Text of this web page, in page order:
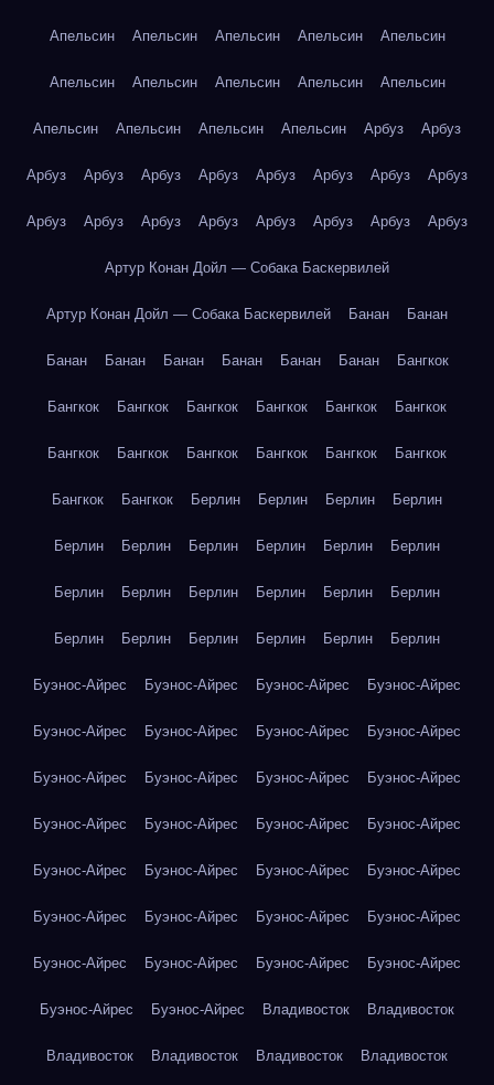
Апельсин Апельсин Апельсин Апельсин Апельсин
Апельсин Апельсин Апельсин Апельсин Апельсин
Апельсин Апельсин Апельсин Апельсин Арбуз Арбуз
Арбуз Арбуз Арбуз Арбуз Арбуз Арбуз Арбуз Арбуз
Арбуз Арбуз Арбуз Арбуз Арбуз Арбуз Арбуз Арбуз
Артур Конан Дойл — Собака Баскервилей
Артур Конан Дойл — Собака Баскервилей Банан Банан
Банан Банан Банан Банан Банан Банан Бангкок
Бангкок Бангкок Бангкок Бангкок Бангкок Бангкок
Бангкок Бангкок Бангкок Бангкок Бангкок Бангкок
Бангкок Бангкок Берлин Берлин Берлин Берлин
Берлин Берлин Берлин Берлин Берлин Берлин
Берлин Берлин Берлин Берлин Берлин Берлин
Берлин Берлин Берлин Берлин Берлин Берлин
Буэнос-Айрес Буэнос-Айрес Буэнос-Айрес Буэнос-Айрес
Буэнос-Айрес Буэнос-Айрес Буэнос-Айрес Буэнос-Айрес
Буэнос-Айрес Буэнос-Айрес Буэнос-Айрес Буэнос-Айрес
Буэнос-Айрес Буэнос-Айрес Буэнос-Айрес Буэнос-Айрес
Буэнос-Айрес Буэнос-Айрес Буэнос-Айрес Буэнос-Айрес
Буэнос-Айрес Буэнос-Айрес Буэнос-Айрес Буэнос-Айрес
Буэнос-Айрес Буэнос-Айрес Буэнос-Айрес Буэнос-Айрес
Буэнос-Айрес Буэнос-Айрес Владивосток Владивосток
Владивосток Владивосток Владивосток Владивосток